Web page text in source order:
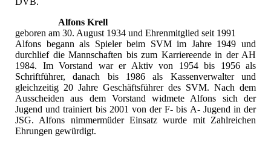
Alfons Krell
geboren am 30. August 1934 und Ehrenmitglied seit 1991
Alfons begann als Spieler beim SVM im Jahre 1949 und
durchlief die Mannschaften bis zum Karriereende in der AH
1984. Im Vorstand war er Aktiv von 1954 bis 1956 als
Schriftführer, danach bis 1986 als Kassenverwalter und
gleichzeitig 20 Jahre Geschäftsführer des SVM. Nach dem
Ausscheiden aus dem Vorstand widmete Alfons sich der
Jugend und trainiert bis 2001 von der F- bis A- Jugend in der
JSG. Alfons nimmermüder Einsatz wurde mit Zahlreichen
Ehrungen gewürdigt.